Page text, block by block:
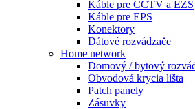
Káble pre CCTV a EZS
Káble pre EPS
Konektory
Dátové rozvádzače
Home network
Domový / bytový
Obvodová krycia lišta
Patch panely
Zásuvky